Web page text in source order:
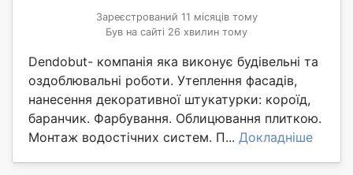
Зареєстрований 11 місяців тому
Був на сайті 26 хвилин тому
Dendobut- компанія яка виконує будівельні та
оздоблювальні роботи. Утеплення фасадів,
нанесення декоративної штукатурки: короїд,
баранчик. Фарбування. Облицювання плиткою.
Монтаж водостічних систем. П... Докладніше